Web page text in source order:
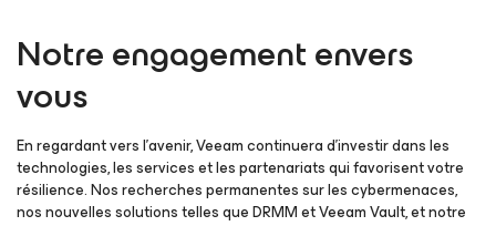
Notre engagement envers
vous
En regardant vers l’avenir, Veeam continuera d’investir dans les
technologies, les services et les partenariats qui favorisent votre
résilience. Nos recherches permanentes sur les cybermenaces,
nos nouvelles solutions telles que DRMM et Veeam Vault, et notre